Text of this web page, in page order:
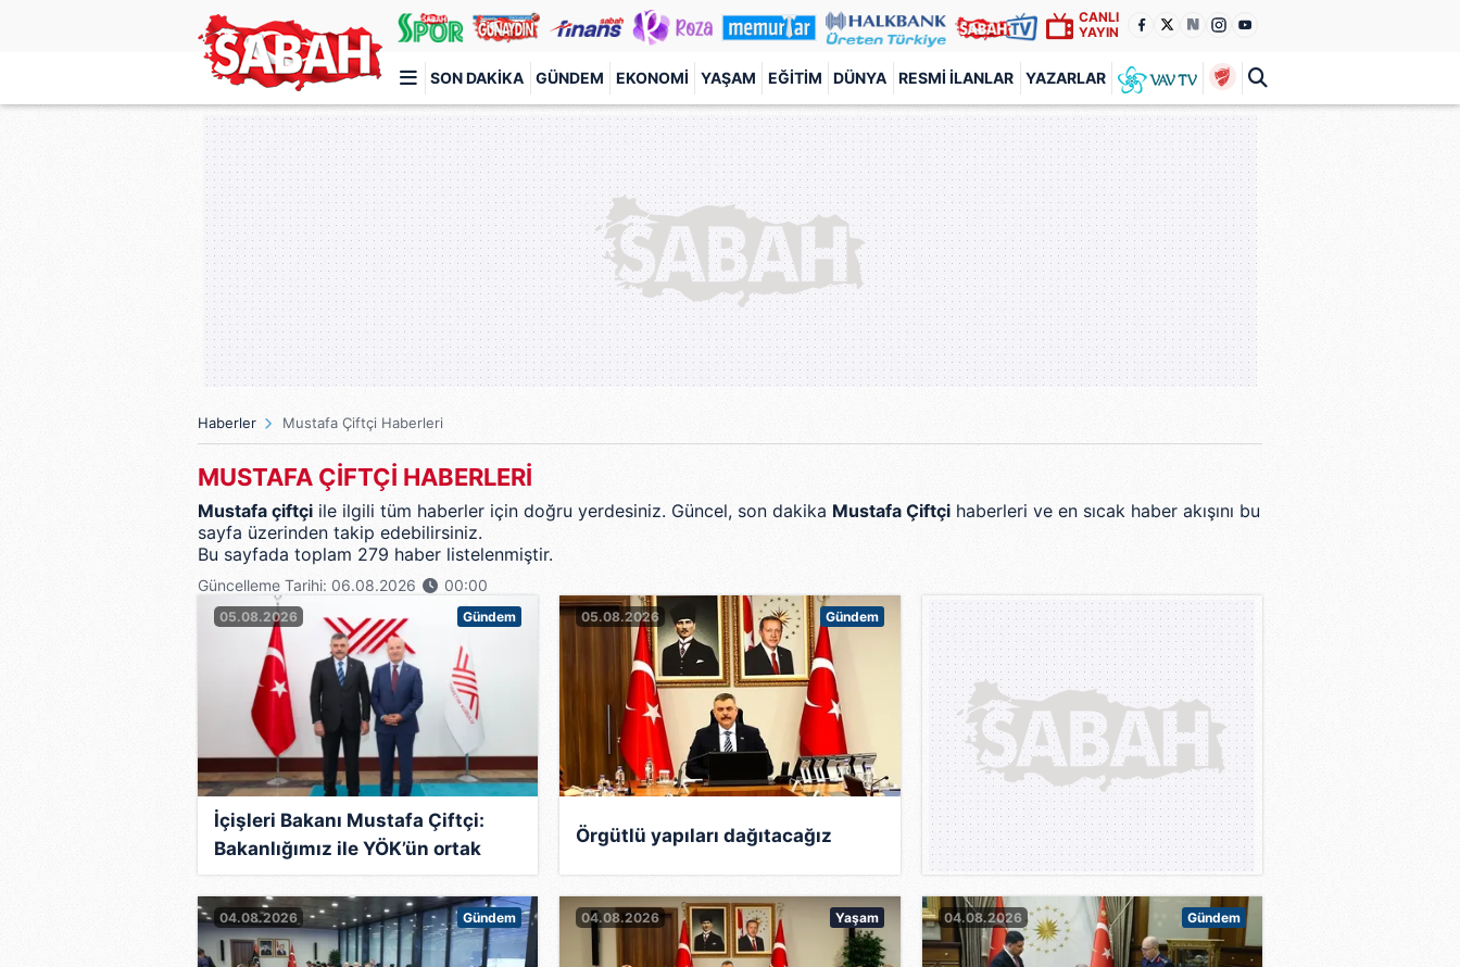
CANLI
YAYIN
SON DAKIKA GÜNDEM EKONOMI YAŞAM EĞITIM DÜNYA RESMI İLANLAR YAZARLAR
Türkiye'nin en iyi haber sitesi
Haberler Mustafa Çiftçi Haberleri
MUSTAFA ÇİFTÇİ HABERLERİ
Mustafa çiftçi ile ilgili tüm haberler için doğru yerdesiniz. Güncel, son dakika Mustafa Çiftçi haberleri ve en sıcak haber akışını bu
sayfa üzerinden takip edebilirsiniz.
Bu sayfada toplam 279 haber listelenmiştir.
Güncelleme Tarihi: 06.08.2026 00:00
05.08.2026 Gündem
İçişleri Bakanı Mustafa Çiftçi:
Bakanlığımız ile YÖK’ün ortak
çalışma alanları üzerine görüş
alışverişinde bulunduk
05.08.2026 Gündem
Örgütlü yapıları dağıtacağız
04.08.2026 Gündem 04.08.2026 Yaşam 04.08.2026 Gündem